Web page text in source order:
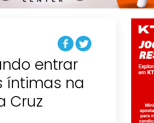
entrar
íntimas na
Cruz